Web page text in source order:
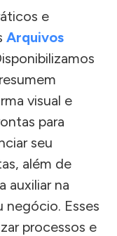
e
Arquivos
visual e
para
seu
além de
auxiliar na
negócio. Esses
processos e